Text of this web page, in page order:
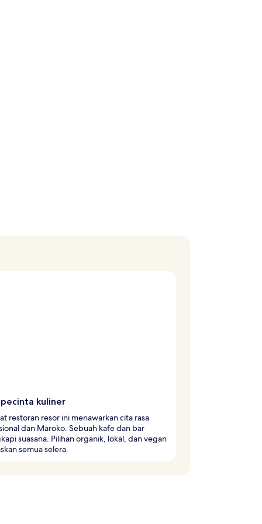
kuliner
restoran resor ini menawarkan cita rasa
dan Maroko. Sebuah kafe dan bar
suasana. Pilihan organik, lokal, dan vegan
semua selera.